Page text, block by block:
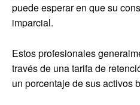
puede esperar en que su
imparcial.
Estos profesionales
través de una tarifa de
un porcentaje de sus activos